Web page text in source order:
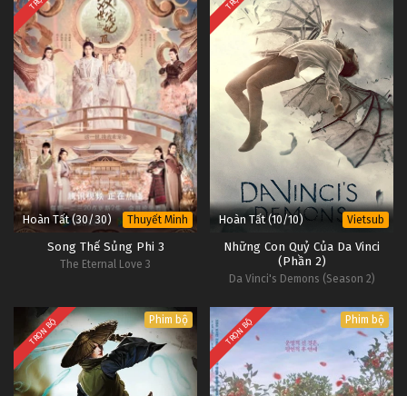
Hoàn Tất (30/30) Thuyết Minh
Song Thế Sủng Phi 3
The Eternal Love 3
Hoàn Tất (10/10) Vietsub
Những Con Quỷ Của Da Vinci
(Phần 2)
Da Vinci's Demons (Season 2)
TRỌN BỘ Phim bộ TRỌN BỘ Phim bộ